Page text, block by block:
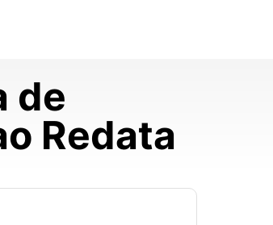
de
Redata